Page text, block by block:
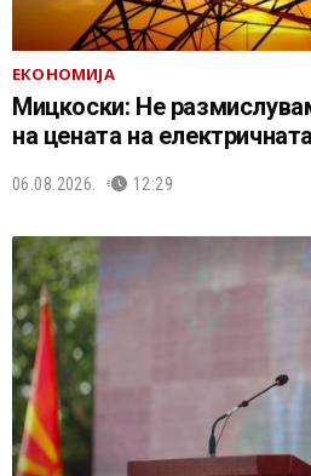
ЕКОНОМИЈА
Мицкоски: Не
на цената на
06.08.2026. 12:29